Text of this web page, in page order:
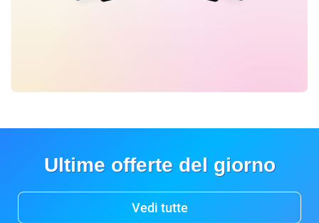
Ultime offerte del giorno
Vedi tutte